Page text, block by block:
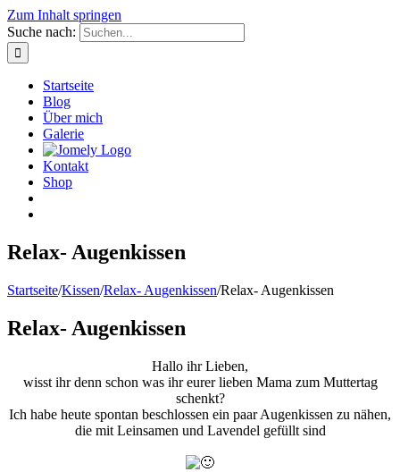
Zum Inhalt springen
Suche nach:
Startseite
Blog
Über mich
Galerie
Kontakt
Shop
Relax- Augenkissen
Startseite/Kissen/Relax- Augenkissen/Relax- Augenkissen
Relax- Augenkissen
Hallo ihr Lieben,
wisst ihr denn schon was ihr eurer lieben Mama zum Muttertag
schenkt?
Ich habe heute spontan beschlossen ein paar Augenkissen zu nähen,
die mit Leinsamen und Lavendel gefüllt sind